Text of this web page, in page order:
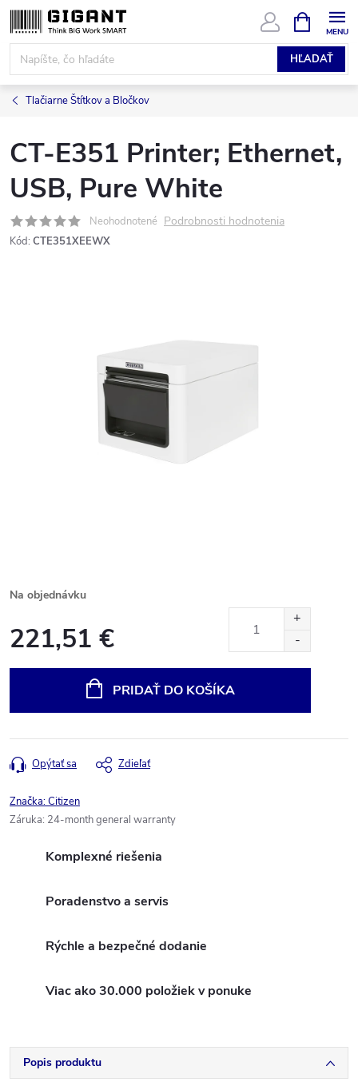
Prejsť
na
obsah
HĽADAŤ
KOŠÍK
Tlačiarne Štítkov a Bločkov
CT-E351 Printer; Ethernet,
USB, Pure White
Neohodnotené Podrobnosti hodnotenia
Kód: CTE351XEEWX
Na objednávku
221,51 €
PRIDAŤ DO KOŠÍKA
Opýtať sa Zdieľať
Značka:Citizen
Záruka: 24-month general warranty
Komplexné riešenia
Poradenstvo a servis
Rýchle a bezpečné dodanie
Viac ako 30.000 položiek v ponuke
Popis produktu